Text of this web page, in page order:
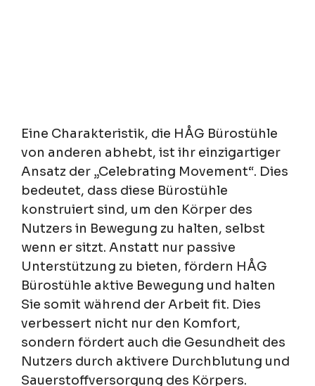
Eine Charakteristik, die HÅG Bürostühle
von anderen abhebt, ist ihr einzigartiger
Ansatz der „Celebrating Movement“. Dies
bedeutet, dass diese Bürostühle
konstruiert sind, um den Körper des
Nutzers in Bewegung zu halten, selbst
wenn er sitzt. Anstatt nur passive
Unterstützung zu bieten, fördern HÅG
Bürostühle aktive Bewegung und halten
Sie somit während der Arbeit fit. Dies
verbessert nicht nur den Komfort,
sondern fördert auch die Gesundheit des
Nutzers durch aktivere Durchblutung und
Sauerstoffversorgung des Körpers.